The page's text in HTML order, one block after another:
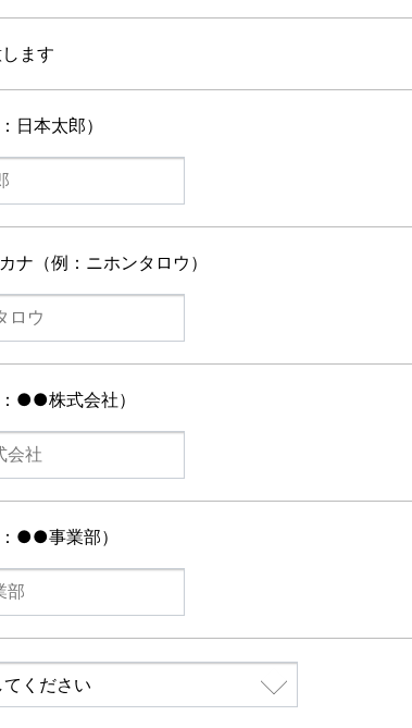
訂正、追加又は削除、利用停止、消去又は第三
の個人データに限定されます。個人情報の開示
ます
日本太郎）
ナ（例：ニホンタロウ）
●●株式会社）
●●事業部）